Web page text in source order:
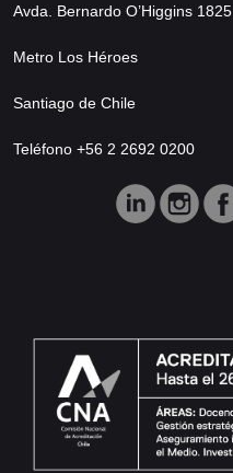
Avda. Bernardo O’Higgins 1825
Metro Los Héroes
Santiago de Chile
Teléfono +56 2 2692 0200